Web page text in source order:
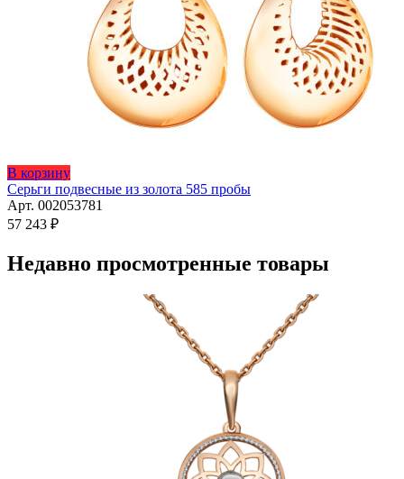
В корзину
Серьги подвесные из золота 585 пробы
Арт. 002053781
57 243 ₽
Недавно просмотренные товары